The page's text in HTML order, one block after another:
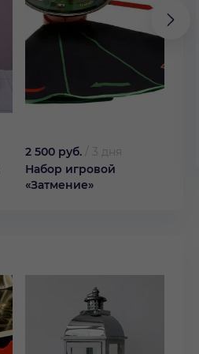
2 500 руб.
3 дня
Набор игровой
«Затмение»
50